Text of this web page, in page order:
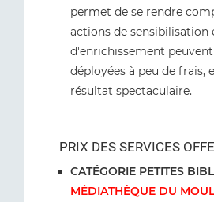
permet de se rendre
actions de sensibilisation
d'enrichissement
déployées à peu de frais,
résultat spectaculaire.
PRIX DES SERVICES
CATÉGORIE PETITES
MÉDIATHÈQUE DU